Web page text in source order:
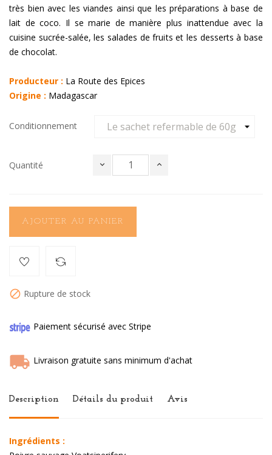
très bien avec les viandes ainsi que les préparations à base de
lait de coco. Il se marie de manière plus inattendue avec la
cuisine sucrée-salée, les salades de fruits et les desserts à base
de chocolat.
Producteur : La Route des Epices
Origine : Madagascar
Conditionnement
Quantité
AJOUTER AU PANIER
 Rupture de stock
Paiement sécurisé avec Stripe
Livraison gratuite sans minimum d'achat
Description Détails du produit Avis
Ingrédients :